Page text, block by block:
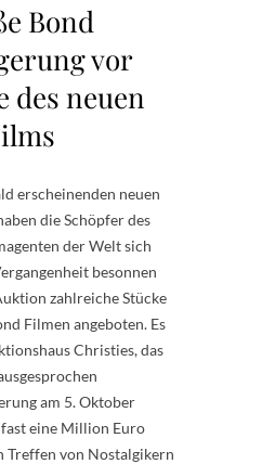
Bond
vor
des neuen
erscheinenden neuen
die Schöpfer des
der Welt sich
besonnen
zahlreiche Stücke
Filmen angeboten. Es
Christies, das
am 5. Oktober
eine Million Euro
Treffen von Nostalgikern